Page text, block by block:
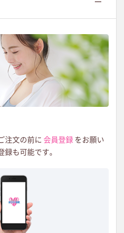
注文の前に 会員登録 をお願い
録も可能です。